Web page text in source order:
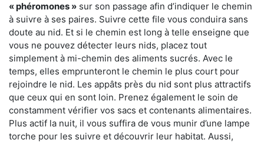
« phéromones » sur son passage afin d’indiquer le chemin
à suivre à ses paires. Suivre cette file vous conduira sans
doute au nid. Et si le chemin est long à telle enseigne que
vous ne pouvez détecter leurs nids, placez tout
simplement à mi-chemin des aliments sucrés. Avec le
temps, elles emprunteront le chemin le plus court pour
rejoindre le nid. Les appâts près du nid sont plus attractifs
que ceux qui en sont loin. Prenez également le soin de
constamment vérifier vos sacs et contenants alimentaires.
Plus actif la nuit, il vous suffira de vous munir d’une lampe
torche pour les suivre et découvrir leur habitat. Aussi,